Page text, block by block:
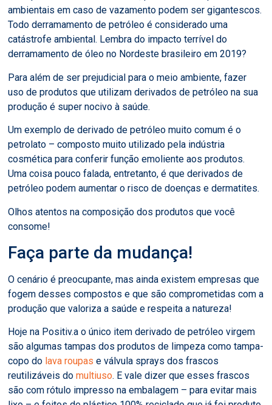
ambientais em caso de vazamento podem ser gigantescos.
Todo derramamento de petróleo é considerado uma
catástrofe ambiental. ​​Lembra do impacto terrível do
derramamento de óleo no Nordeste brasileiro em 2019?
Para além de ser prejudicial para o meio ambiente, fazer
uso de produtos que utilizam derivados de petróleo na sua
produção é super nocivo à saúde.
Um exemplo de derivado de petróleo muito comum é o
petrolato – composto muito utilizado pela indústria
cosmética para conferir função emoliente aos produtos.
Uma coisa pouco falada, entretanto, é que derivados de
petróleo podem aumentar o risco de doenças e dermatites.
Olhos atentos na composição dos produtos que você
consome!
Faça parte da mudança!
O cenário é preocupante, mas ainda existem empresas que
fogem desses compostos e que são comprometidas com a
produção que valoriza a saúde e respeita a natureza!
Hoje na Positiv.a o único item derivado de petróleo virgem
são algumas tampas dos produtos de limpeza como tampa-
copo do lava roupas e válvula sprays dos frascos
reutilizáveis domultiuso. E vale dizer que esses frascos
são com rótulo impresso na embalagem – para evitar mais